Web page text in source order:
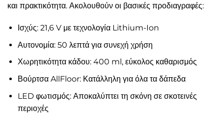
και πρακτικότητα. Ακολουθούν οι βασικές προδιαγραφές:
Ισχύς: 21,6 V με τεχνολογία Lithium-Ion
Αυτονομία: 50 λεπτά για συνεχή χρήση
Χωρητικότητα κάδου: 400 ml, εύκολος καθαρισμός
Βούρτσα AllFloor: Κατάλληλη για όλα τα δάπεδα
LED φωτισμός: Αποκαλύπτει τη σκόνη σε σκοτεινές
περιοχές